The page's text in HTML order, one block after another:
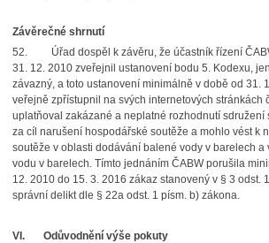
Závěrečné shrnutí
52.
Úřad dospěl k závěru, že účastník řízení
31. 12. 2010 zveřejnil ustanovení bodu 5. Kodexu,
závazný, a toto ustanovení minimálně v době od 31.
veřejně zpřístupnil na svých internetových stránkách
uplatňoval zakázané a neplatné rozhodnutí sdružení
za cíl narušení hospodářské soutěže a mohlo vést k
soutěže v oblasti dodávání balené vody v barelech a
vodu v barelech. Tímto jednáním ČABW porušila
12. 2010 do 15. 3. 2016 zákaz stanovený v § 3 odst.
správní delikt dle § 22a odst. 1 písm. b) zákona.
VI. Odůvodnění výše pokuty